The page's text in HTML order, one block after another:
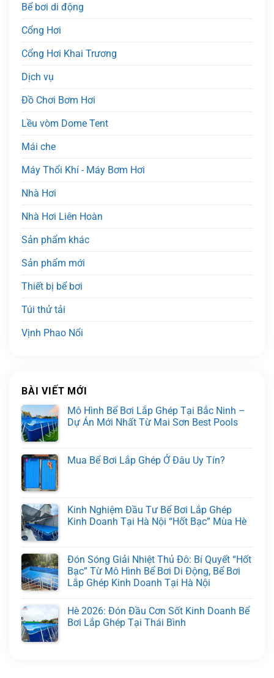
Bể bơi di động
Cổng Hơi
Cổng Hơi Khai Trương
Dịch vụ
Đồ Chơi Bơm Hơi
Lều vòm Dome Tent
Mái che
Máy Thổi Khí - Máy Bơm Hơi
Nhà Hơi
Nhà Hơi Liên Hoàn
Sản phẩm khác
Sản phẩm mới
Thiết bị bể bơi
Túi thử tải
Vịnh Phao Nổi
BÀI VIẾT MỚI
Mô Hình Bể Bơi Lắp Ghép Tại Bắc Ninh –
Dự Án Mới Nhất Từ Mai Sơn Best Pools
Mua Bể Bơi Lắp Ghép Ở Đâu Uy Tín?
Kinh Nghiệm Đầu Tư Bể Bơi Lắp Ghép
Kinh Doanh Tại Hà Nội “Hốt Bạc” Mùa Hè
Đón Sóng Giải Nhiệt Thủ Đô: Bí Quyết “Hốt
Bạc” Từ Mô Hình Bể Bơi Di Động, Bể Bơi
Lắp Ghép Kinh Doanh Tại Hà Nội
Hè 2026: Đón Đầu Cơn Sốt Kinh Doanh Bể
Bơi Lắp Ghép Tại Thái Bình